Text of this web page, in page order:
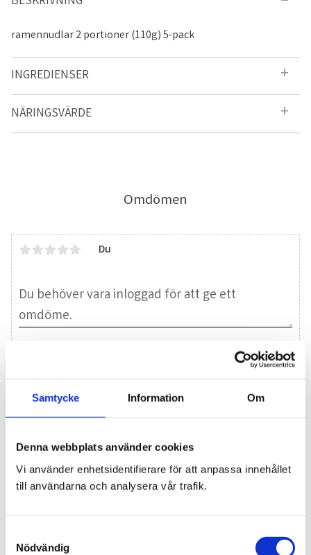
Samtycke Information Om
Denna webbplats använder cookies
Vi använder enhetsidentifierare för att anpassa innehållet
till användarna och analysera vår trafik.
Nödvändig
ramennudlar 2 portioner (110g) 5-pack
INGREDIENSER
NÄRINGSVÄRDE
Omdömen
Du
7 juni 2026
köket